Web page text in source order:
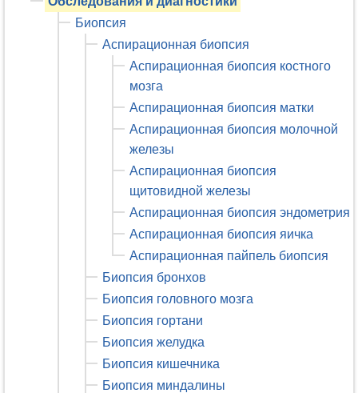
Биопсия
Аспирационная биопсия
Аспирационная биопсия костного
мозга
Аспирационная биопсия матки
Аспирационная биопсия молочной
железы
Аспирационная биопсия
щитовидной железы
Аспирационная биопсия эндометрия
Аспирационная биопсия яичка
Аспирационная пайпель биопсия
Биопсия бронхов
Биопсия головного мозга
Биопсия гортани
Биопсия желудка
Биопсия кишечника
Биопсия миндалины